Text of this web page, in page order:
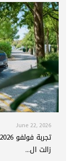
June 22, 2026
زالت ال...